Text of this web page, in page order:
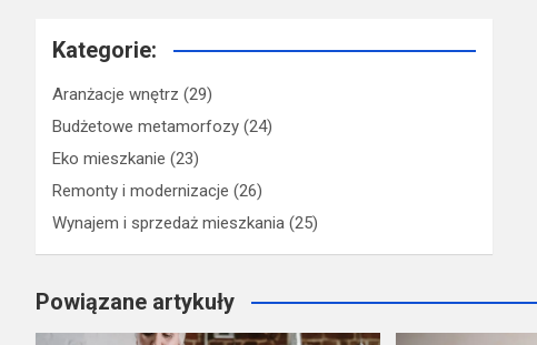
Kategorie:
Aranżacje wnętrz (29)
Budżetowe metamorfozy (24)
Eko mieszkanie (23)
Remonty i modernizacje (26)
Wynajem i sprzedaż mieszkania (25)
Powiązane artykuły